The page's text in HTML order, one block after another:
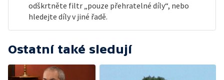
odškrtněte filtr „pouze přehratelné díly“, nebo
hledejte díly v jiné řadě.
Ostatní také sledují